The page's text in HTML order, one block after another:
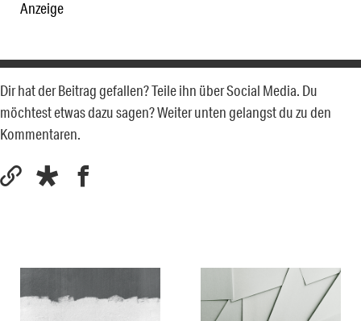
Anzeige
Dir hat der Beitrag gefallen? Teile ihn über Social Media. Du
möchtest etwas dazu sagen? Weiter unten gelangst du zu den
Kommentaren.